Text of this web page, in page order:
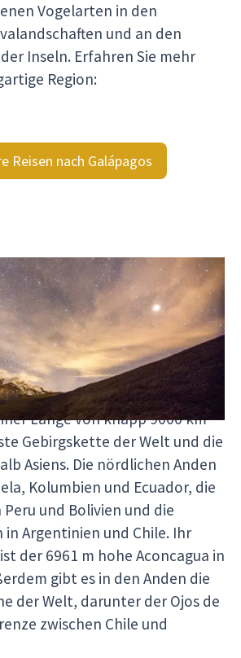
Vogelarten in den
und an den
Inseln. Erfahren Sie mehr
Region:
Reisen nach Galápagos
gewaltige Gebirgskette, die
Westküste Südamerikas
durch sieben
Länder, die auch die
werden: Argentinien,
Kolumbien, Peru und
Länge von knapp 9000 km
Gebirgskette der Welt und die
Asiens. Die nördlichen Anden
Kolumbien und Ecuador, die
und Bolivien und die
in Argentinien und Chile. Ihr
der 6961 m hohe Aconcagua in
gibt es in den Anden die
der Welt, darunter der Ojos de
zwischen Chile und